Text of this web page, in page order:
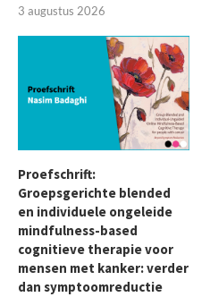
3 augustus 2026
Proefschrift:
Groepsgerichte blended
en individuele ongeleide
mindfulness-based
cognitieve therapie voor
mensen met kanker: verder
dan symptoomreductie